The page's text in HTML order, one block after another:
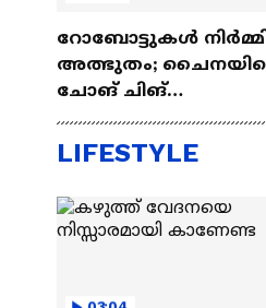
റോബോട്ടുകൾ
അത്ഭുതം;
ചോങ് ചിങ്
Chongqing Railway
LIFESTYLE